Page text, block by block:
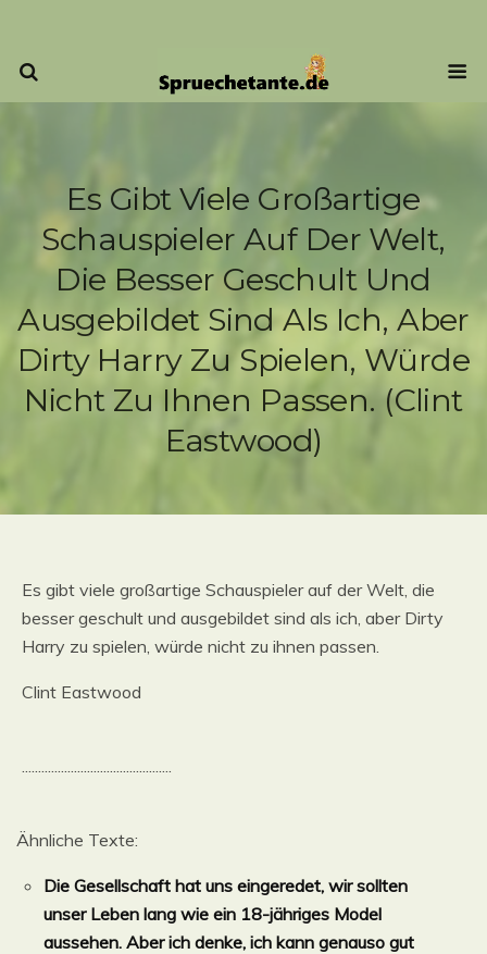
Es Gibt Viele Großartige
Schauspieler Auf Der Welt,
Die Besser Geschult Und
Ausgebildet Sind Als Ich, Aber
Dirty Harry Zu Spielen, Würde
Nicht Zu Ihnen Passen. (Clint
Eastwood)
Es gibt viele großartige Schauspieler auf der Welt, die
besser geschult und ausgebildet sind als ich, aber Dirty
Harry zu spielen, würde nicht zu ihnen passen.
Clint Eastwood
..............................................
Ähnliche Texte:
Die Gesellschaft hat uns eingeredet, wir sollten
unser Leben lang wie ein 18-jähriges Model
aussehen. Aber ich denke, ich kann genauso gut